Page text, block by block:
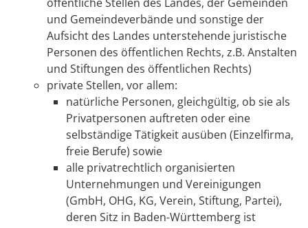
und Gemeindeverbände und sonstige der
Aufsicht des Landes unterstehende juristische
Personen des öffentlichen Rechts, z.B. Anstalten
und Stiftungen des öffentlichen Rechts)
private Stellen, vor allem:
natürliche Personen, gleichgültig, ob sie als
Privatpersonen auftreten oder eine
selbständige Tätigkeit ausüben (Einzelfirma,
freie Berufe) sowie
alle privatrechtlich organisierten
Unternehmungen und Vereinigungen
(GmbH, OHG, KG, Verein, Stiftung, Partei),
deren Sitz in Baden-Württemberg ist